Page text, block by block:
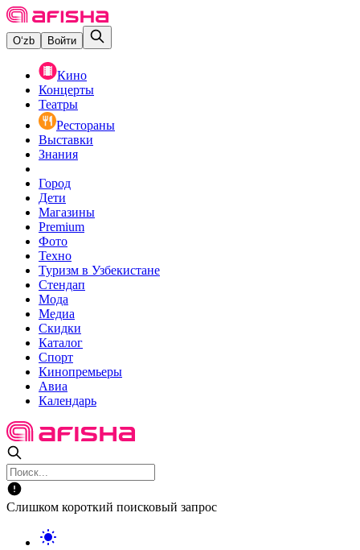
O‘zb Войти
Кино
Концерты
Театры
Рестораны
Выставки
Знания
Город
Дети
Магазины
Premium
Фото
Техно
Туризм в Узбекистане
Стендап
Мода
Медиа
Скидки
Каталог
Спорт
Кинопремьеры
Авиа
Календарь
Слишком короткий поисковый запрос